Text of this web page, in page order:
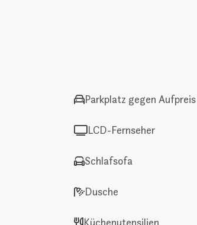
Parkplatz gegen Aufpreis
LCD-Fernseher
Schlafsofa
Dusche